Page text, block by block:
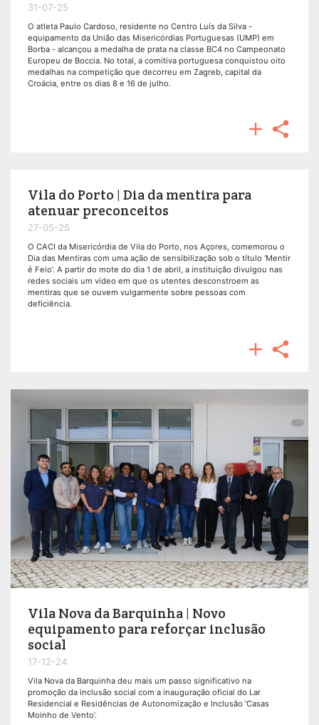
31-07-25
O atleta Paulo Cardoso, residente no Centro Luís da Silva -
equipamento da União das Misericórdias Portuguesas (UMP) em
Borba - alcançou a medalha de prata na classe BC4 no Campeonato
Europeu de Boccia. No total, a comitiva portuguesa conquistou oito
medalhas na competição que decorreu em Zagreb, capital da
Croácia, entre os dias 8 e 16 de julho.
 
Vila do Porto | Dia da mentira para
atenuar preconceitos
27-05-25
O CACI da Misericórdia de Vila do Porto, nos Açores, comemorou o
Dia das Mentiras com uma ação de sensibilização sob o título ‘Mentir
é Feio’. A partir do mote do dia 1 de abril, a instituição divulgou nas
redes sociais um vídeo em que os utentes desconstroem as
mentiras que se ouvem vulgarmente sobre pessoas com
deficiência.
 
Vila Nova da Barquinha | Novo
equipamento para reforçar inclusão
social
17-12-24
Vila Nova da Barquinha deu mais um passo significativo na
promoção da inclusão social com a inauguração oficial do Lar
Residencial e Residências de Autonomização e Inclusão ‘Casas
Moinho de Vento’.